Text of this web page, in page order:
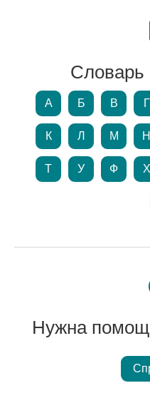
Словарь
А Б В Г
К Л М Н
Т У Ф Х
Нужна